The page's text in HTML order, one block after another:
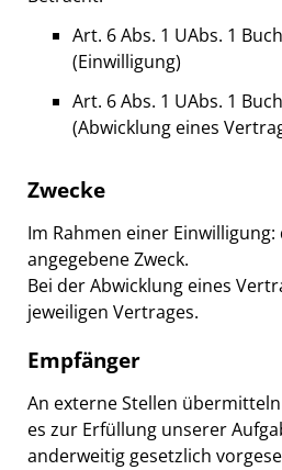
Art. 6 Abs. 1 UAbs. 1
(Einwilligung)
Art. 6 Abs. 1 UAbs. 1
(Abwicklung eines
Zwecke
Im Rahmen einer
angegebene Zweck.
Bei der Abwicklung eines
jeweiligen Vertrages.
Empfänger
An externe Stellen
es zur Erfüllung unserer
anderweitig gesetzlich